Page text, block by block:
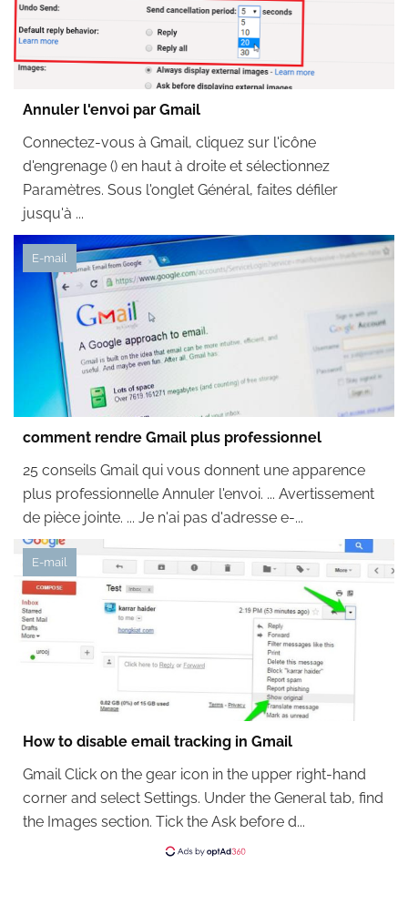
Annuler l'envoi par Gmail
Connectez-vous à Gmail, cliquez sur l'icône
d'engrenage () en haut à droite et sélectionnez
Paramètres. Sous l'onglet Général, faites défiler
jusqu'à ...
E-mail
comment rendre Gmail plus professionnel
25 conseils Gmail qui vous donnent une apparence
plus professionnelle Annuler l'envoi. ... Avertissement
de pièce jointe. ... Je n'ai pas d'adresse e-...
E-mail
How to disable email tracking in Gmail
Gmail Click on the gear icon in the upper right-hand
corner and select Settings. Under the General tab, find
the Images section. Tick the Ask before d...